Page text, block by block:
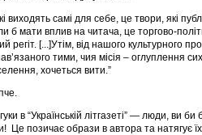
виходять самі для себе, це твори, які
б мати вплив на читача, це торгово-
регіт. [...]Утім, від нашого культурного
тими, чия місія – оглуплення
хочеться вити.”
в “Українській літгазеті” — люди, ви
позичає образи в автора та натягує їх